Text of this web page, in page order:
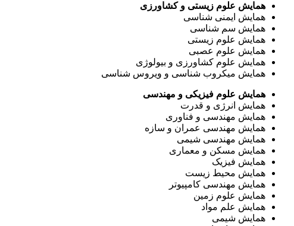
همایش علوم زیستی و کشاورزی
همایش ایمنی شناسی
همایش سم شناسی
همایش علوم زیستی
همایش علوم عصبی
همایش علوم کشاورزی و بیولوژی
همایش میکروب شناسی و ویروس شناسی
همایش علوم فیزیکی و مهندسی
همایش انرژی و قدرت
همایش مهندسی و فناوری
همایش مهندسی عمران و سازه
همایش مهندسی شیمی
همایش مسکن و معماری
همایش فیزیک
همایش محیط زیست
همایش مهندسی کامپیوتر
همایش علوم زمین
همایش علم مواد
همایش شیمی